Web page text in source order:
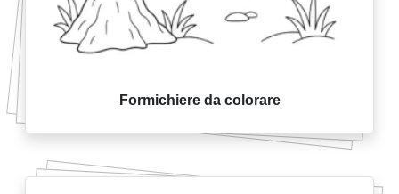
Formichiere da colorare